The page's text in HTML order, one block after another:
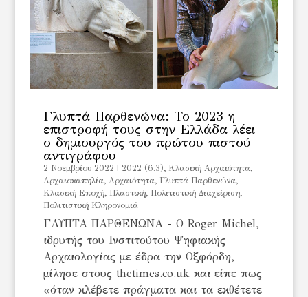
Γλυπτά Παρθενώνα: Το 2023 η
επιστροφή τους στην Ελλάδα λέει
ο δημιουργός του πρώτου πιστού
αντιγράφου
2 Νοεμβρίου 2022 | 2022 (6.3) Kλασική Αρχαιότητα,
Αρχαιοκαπηλία, Αρχαιότητα, Γλυπτά Παρθενώνα,
Κλασική Εποχή, Πλαστική, Πολιτιστική Διαχείριση,
Πολιτιστική Κληρονομιά
ΓΛΥΠΤΑ ΠΑΡΘΕΝΩΝΑ - Ο Roger Michel,
ιδρυτής του Ινστιτούτου Ψηφιακής
Αρχαιολογίας με έδρα την Οξφόρδη,
μίλησε στους thetimes.co.uk και είπε πως
«όταν κλέβετε πράγματα και τα εκθέτετε